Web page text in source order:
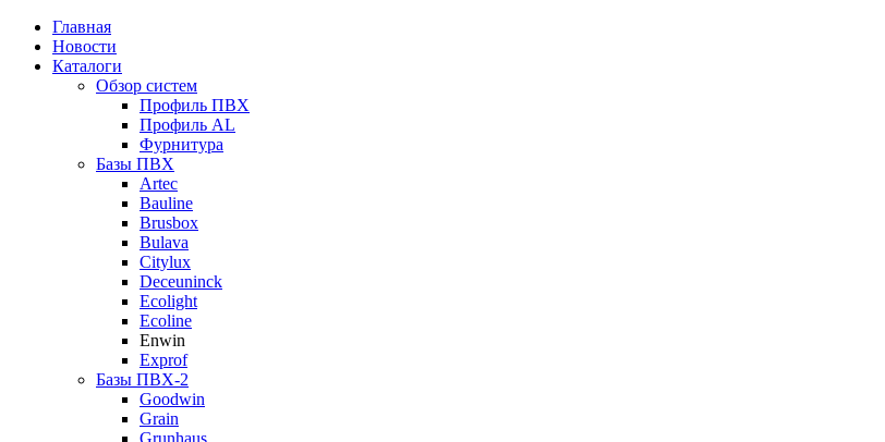
Главная
Новости
Каталоги
Обзор систем
Профиль ПВХ
Профиль AL
Фурнитура
Базы ПВХ
Artec
Bauline
Brusbox
Bulava
Citylux
Deceuninck
Ecolight
Ecoline
Enwin
Exprof
Базы ПВХ-2
Goodwin
Grain
Grunhaus